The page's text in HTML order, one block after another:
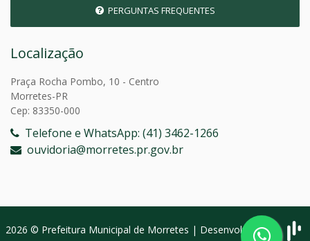
PERGUNTAS FREQUENTES
Localização
Praça Rocha Pombo, 10 - Centro
Morretes-PR
Cep: 83350-000
Telefone e WhatsApp: (41) 3462-1266
ouvidoria@morretes.pr.gov.br
2026 © Prefeitura Municipal de Morretes | Desenvolvido por: